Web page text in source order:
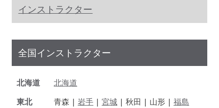
インストラクター
全国インストラクター
北海道
北海道
東北
青森 | 岩手 | 宮城 | 秋田 | 山形 | 福島